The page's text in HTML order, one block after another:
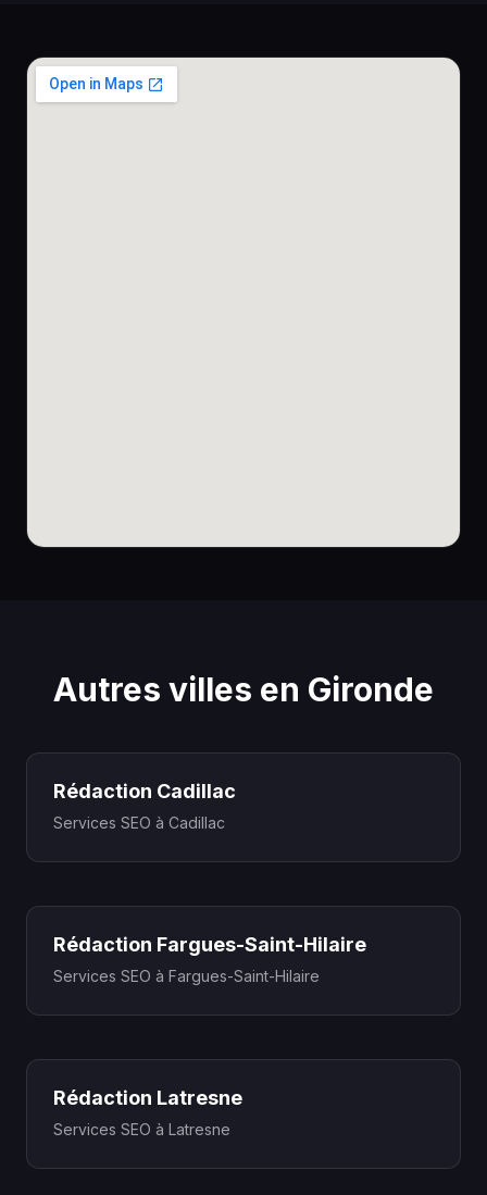
Autres villes en Gironde
Rédaction Cadillac
Services SEO à Cadillac
Rédaction Fargues-Saint-Hilaire
Services SEO à Fargues-Saint-Hilaire
Rédaction Latresne
Services SEO à Latresne